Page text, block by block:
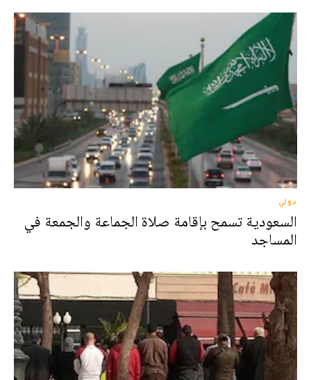
دولي
السعودية تسمح بإقامة صلاة الجماعة والجمعة في
المساجد